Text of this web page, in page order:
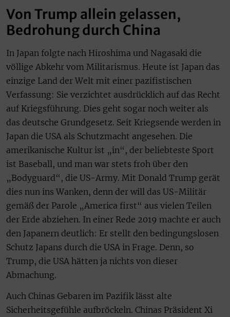
Von Trump allein gelassen,
Bedrohung durch China
In Japan folgte nach Hiroshima und Nagasaki die
völlige Abkehr vom Militarismus. Heute ist Japan das
einzige Land der Welt mit einer pazifistischen
Verfassung: Sie verzichtet ausdrücklich auf das Recht
auf Kriegsführung. Dies geht sogar noch weiter als
das deutsche Grundgesetz. Seit Kriegsende werden in
Japan die USA als Schutzmacht angesehen. Die
amerikanische Kultur ist „in“, der beliebteste Sport
ist Baseball, und man war stets froh über den
„Bodyguard“, die US-Army. Mit Donald Trump gerät
dies nun ins Wanken, denn der will das US-Militär
gemäß der Parole „America first“ aus vielen Teilen
der Erde abziehen. In einer Rede 2019 machte er auch
den Japanern deutlich: Er stellt den bedingungslosen
Schutz Japans durch die USA in Frage. Denn, so
Trump, die USA hätten ja nichts von dieser
Abmachung.
Auch Chinas Gebaren im Pazifik lässt alte
Sicherheitsgefühle aufbröckeln. Chinas Präsident Xi